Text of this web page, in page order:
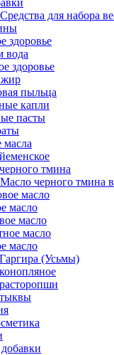
для набора
здоровье
вода
здоровье
пыльца
капли
пасты
масла
тмина
черного тмина
масло
масло
масло
масло
масло
(Усьмы)